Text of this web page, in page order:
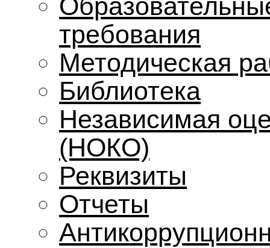
требования
Методическая
Библиотека
Независимая
(НОКО)
Реквизиты
Отчеты